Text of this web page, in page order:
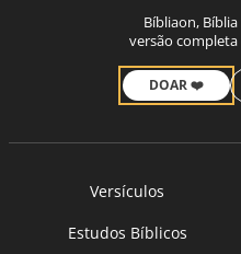
Bíbliaon,
versão
DOAR ❤️
Versículos
Estudos Bíblicos